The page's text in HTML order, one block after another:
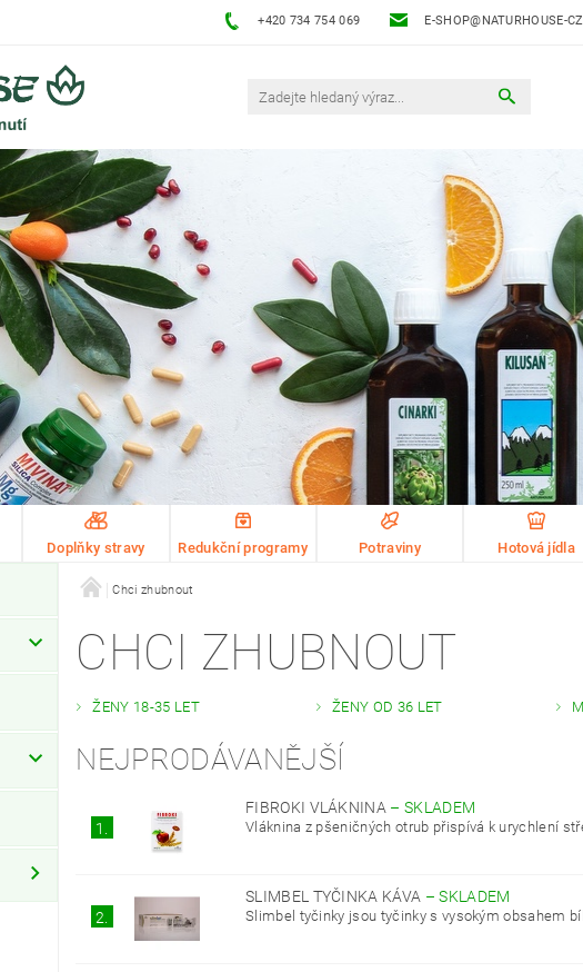
+420 734 754 069 E-SHOP@NATURHOUSE-
Doplňky stravy Redukční programy Potraviny Hotová jídla
Chci zhubnout
CHCI ZHUBNOUT
ŽENY 18-35 LET ŽENY OD 36 LET
NEJPRODÁVANĚJŠÍ
1.
FIBROKI VLÁKNINA –SKLADEM
Vláknina z pšeničných otrub přispívá k urychlení
2.
SLIMBEL TYČINKA KÁVA –SKLADEM
Slimbel tyčinky jsou tyčinky s vysokým obsahem